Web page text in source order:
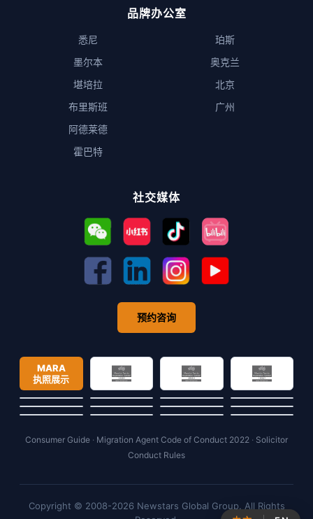
品牌办公室
悉尼
墨尔本
堪培拉
布里斯班
阿德莱德
霍巴特
珀斯
奥克兰
北京
广州
社交媒体
预约咨询
MARA
执照展示
Consumer Guide · Migration Agent Code of Conduct 2022 · Solicitor
Conduct Rules
Copyright © 2008-2026 Newstars Global Group. All Rights